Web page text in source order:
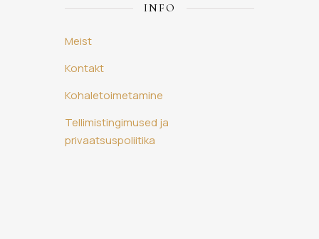
INFO
Meist
Kontakt
Kohaletoimetamine
Tellimistingimused ja
privaatsuspoliitika